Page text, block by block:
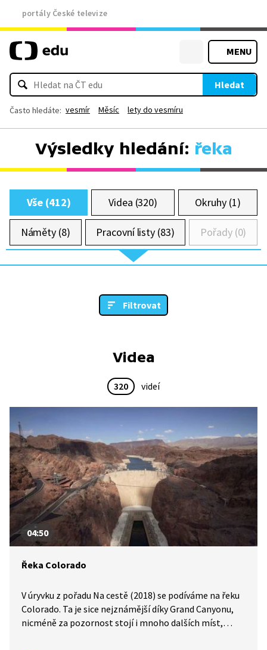
portály České televize
MENU
Hledat
Často hledáte: vesmír Měsíc lety do vesmíru
Výsledky hledání: řeka
Vše (412) Videa (320) Okruhy (1)
Náměty (8) Pracovní listy (83) Pořady (0)
Filtrovat
Videa
320 videí
04:50
Řeka Colorado
V úryvku z pořadu Na cestě (2018) se podíváme na řeku
Colorado. Ta je sice nejznámější díky Grand Canyonu,
nicméně za pozornost stojí i mnoho dalších míst,